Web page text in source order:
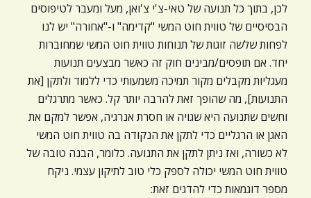
לכן, בתוך כל תנועה של טאי-צ'י צ'ואן, מעל ומעבר לטיפוסים
הבסיסיים של טווית חוט המשי "קדימה" ו-"אחורה" יש לנו
לפחות שלשה זוגות של תנוחות טווית חוט המשי שמחוברות
יחד. אם תופסים/מבינים חוק זה כאשר מבצעים תנועות
מעגליות מקבלים מקור תמיכה משמעותי כדי ללמוד ולתקן [את
התנועות], מה שהופך זאת להרבה יותר קל. כאשר מתרגלים
וחשים שתנועה היא שגויה או חסרת אנרגיה, אפשר למקם את
האגן או הרגליים כדי לתקן את הנקודה בה טווית חוט המשי
לא כשורה, ואז ניתן לתקן את התנועה. כלומר, הבנה טובה של
טווית חוט המשי יכולה לספק כלי טוב לתיקון עצמי. ניקח
מספר דוגמאות כדי להדגים זאת: